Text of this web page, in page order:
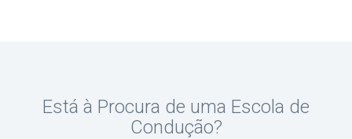
Está à Procura de uma Escola de
Condução?